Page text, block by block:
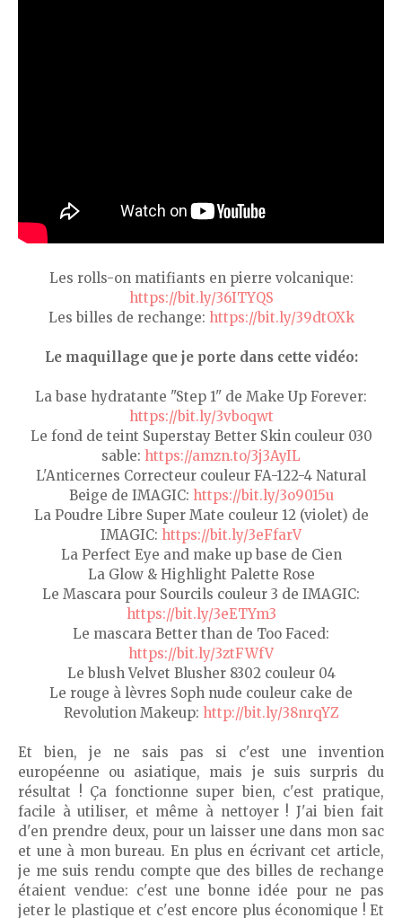
Les rolls-on matifiants en pierre volcanique:
https://bit.ly/36ITYQS
Les billes de rechange: https://bit.ly/39dtOXk
Le maquillage que je porte dans cette vidéo:
La base hydratante "Step 1" de Make Up Forever:
https://bit.ly/3vboqwt
Le fond de teint Superstay Better Skin couleur 030
sable: https://amzn.to/3j3AyIL
L'Anticernes Correcteur couleur FA-122-4 Natural
Beige de IMAGIC: https://bit.ly/3o9015u
La Poudre Libre Super Mate couleur 12 (violet) de
IMAGIC: https://bit.ly/3eFfarV
La Perfect Eye and make up base de Cien
La Glow & Highlight Palette Rose
Le Mascara pour Sourcils couleur 3 de IMAGIC:
https://bit.ly/3eETYm3
Le mascara Better than de Too Faced:
https://bit.ly/3ztFWfV
Le blush Velvet Blusher 8302 couleur 04
Le rouge à lèvres Soph nude couleur cake de
Revolution Makeup: http://bit.ly/38nrqYZ
Et bien, je ne sais pas si c'est une invention
européenne ou asiatique, mais je suis surpris du
résultat ! Ça fonctionne super bien, c'est pratique,
facile à utiliser, et même à nettoyer ! J'ai bien fait
d'en prendre deux, pour un laisser une dans mon sac
et une à mon bureau. En plus en écrivant cet article,
je me suis rendu compte que des billes de rechange
étaient vendue: c'est une bonne idée pour ne pas
jeter le plastique et c'est encore plus économique ! Et